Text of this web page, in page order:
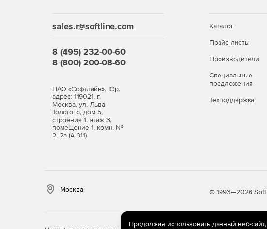
sales.r@softline.com
8 (495) 232-00-60
8 (800) 200-08-60
ПАО «Софтлайн». Юр.
адрес: 119021, г.
Москва, ул. Льва
Толстого, дом 5,
строение 1, этаж 3,
помещение 1, комн. №
2, 2а (А-311)
Каталог
Прайс-листы
Производители
Специальные
предложения
Техподдержка
Москва © 1993—2026
Продолжая использовать данный веб-